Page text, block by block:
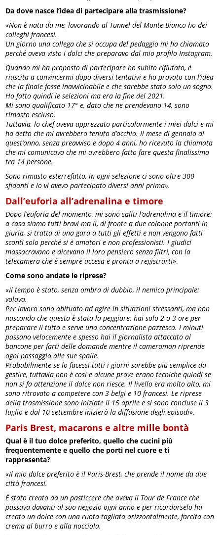
Da dove nasce l’idea di partecipare alla trasmissione?
«Non è nata da me, lavorando al Tunnel del Monte Bianco ho dei
colleghi francesi.
Un giorno una collega che si occupa del pedaggio mi ha chiamato
perché aveva visto i dolci che preparavo dal mio profilo Instagram.
Quando mi ha proposto di partecipare ho subito rifiutato, è
riuscita a convincermi dopo diversi tentativi e ho provato con l’idea
che la finale fosse inavvicinabile e che sarebbe stato solo un sogno.
Ho fatto quindi le selezioni ma era la fine del 2021.
Mi sono qualificato 17° e, dato che ne prendevano 14, sono
rimasto escluso.
Tuttavia, lo chef aveva apprezzato particolarmente i miei dolci e mi
ha detto che mi avrebbero tenuto d’occhio.Il mese di gennaio di
quest’anno, senza preavviso e dopo 4 anni, ho ricevuto la chiamata
che mi comunicava che mi avrebbero fatto fare questa finalissima
tra 14 persone.
Sono rimasto esterrefatto, in ogni selezione ci sono oltre 300
sfidanti e io vi avevo partecipato diversi anni prima».
Dall’euforia all’adrenalina e timore
Dopo l’euforia del momento, mi sono saliti l’adrenalina e il timore:
a casa siamo tutti bravi ma lì, di fronte a due colonne portanti in
giuria, si tratta di una gara a tutti gli effetti e non vengono fatti
sconti solo perché si è amatori e non professionisti. I giudici
massacravano e dicevano il loro pensiero senza filtri, con la
telecamera che è sempre accesa e pronta a registrarti».
Come sono andate le riprese?
«Il tempo è stato, senza ombra di dubbio, il nemico principale:
volava.
Per lavoro sono abituato ad agire in situazioni stressanti, ma non
nascondo che questa è stata la peggiore: hai solo 2 o 3 ore per
preparare il tutto e serve una concentrazione pazzesca. I minuti
passano velocemente e spesso hai il giornalista attaccato al
bancone per farti delle domande mentre il cameraman riprende
ogni passaggio alle sue spalle.
Probabilmente se lo facessi tutti i giorni sarebbe più semplice da
gestire, tuttavia non è così e alcune prove erano tecniche quindi se
non si fa attenzione il dolce non riesce. Il livello era molto alto, mi
sono ritrovato a competere con 3 belgi e 10 francesi. Le riprese
della trasmissione sono iniziate il 15 aprile e si sono concluse il 3
luglio e dal 10 settembre inizierà la diffusione degli episodi».
Paris Brest, macarons e altre mille bontà
Qual è il tuo dolce preferito, quello che cucini più
frequentemente e quello che porti nel cuore e ti
rappresenta?
«Il mio dolce preferito è ilParis-Brest, che prende il nome da due
città francesi.
È stato creato da un pasticcere che aveva il Tour de France che
passava davanti al suo negozio ogni anno e per ricordarselo ha
creato un dolce con una ruota tagliata orizzontalmente, farcita con
crema al burro e alla nocciola.